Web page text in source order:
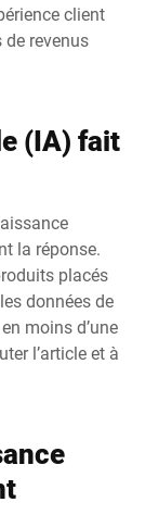
client
revenus
(IA) fait
la réponse.
placés
données de
moins d’une
l’article et à